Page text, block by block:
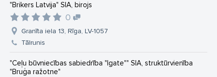
"Brikers Latvija" SIA, birojs
0
Granīta iela 13, Rīga, LV-1057
Tālrunis
"Ceļu būvniecības sabiedrība "Igate"" SIA, struktūrvienība
"Bruģa ražotne"